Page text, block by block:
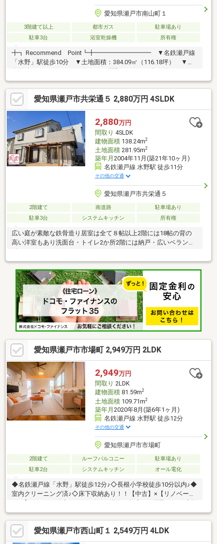
愛知県瀬戸市南山町１
3階建て以上 都市ガス
駐車場あり
駐車3台
浴室乾燥機 所有権
╋┓ Recommend Point┗╋━━━━━━━━━ ▼名鉄瀬戸線
「水野」駅徒歩10分 ▼土地面積：384.09㎡（116.18坪） ▼建
ス ▼多目的スペースは約29.8帖 ▼LDKは間口12.6mのワイドス
パン設計 ▼2005年5月築 ▼高台につき日当たり・眺望・通風
良好 ▼ホームエレベーター付
愛知県瀬戸市共栄通５ 2,880万円 4SLDK
2,880万円
間取り 4SLDK
建物面積138.24m2
土地面積281.95m2
築年月 2004年11月(築21年10ヶ月)
名鉄瀬戸線 水野駅 徒歩11分
その他の交通
愛知県瀬戸市共栄通５
2階建て 南道路
駐車場あり
駐車3台
システムキッチン 所有権
広い庭が素敵な鉄骨造り居室は全て８帖以上2階には18帖の背の
高い洋室もあり洗面台・トイレ2か所2階には納戸・広いベランダ
愛知県瀬戸市市場町 2,949万円 2LDK
2,949万円
間取り 2LDK
建物面積81.59m2
土地面積109.71m2
築年月 2020年8月(築6年1ヶ月)
名鉄瀬戸線 水野駅 徒歩12分
その他の交通
愛知県瀬戸市市場町
2階建て ルーフバルコニー
駐車場あり
駐車2台
システムキッチン オール電化
◆名鉄瀬戸線「水野」駅徒歩12分♪◇長根小学校徒歩10分以内♪◆
室内クリーニング済♪◇床下収納あり！！【中古】×【リノベーシ
備機器を取り入れ、生活をサポート致します♪不動産ご紹介からリ
ノベーションまで一貫サポートのニッカ不動産にお任せ下さい！
＼＼家具や家電、住宅ローンに組込めます／／ ▼お電話でのご
予約、ご質問・お問合せはこちらまで▼ TEL：0120-41-
愛知県瀬戸市西山町１ 2,549万円 4LDK